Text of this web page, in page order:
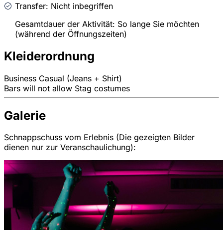
Transfer: Nicht inbegriffen
Gesamtdauer der Aktivität: So lange Sie möchten
(während der Öffnungszeiten)
Kleiderordnung
Business Casual (Jeans + Shirt)
Bars will not allow Stag costumes
Galerie
Schnappschuss vom Erlebnis (Die gezeigten Bilder
dienen nur zur Veranschaulichung):